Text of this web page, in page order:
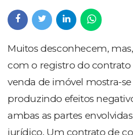
Muitos desconhecem,
com o registro do
venda de imóvel mostra-
produzindo efeitos
ambas as partes
jurídico. Um contrato de